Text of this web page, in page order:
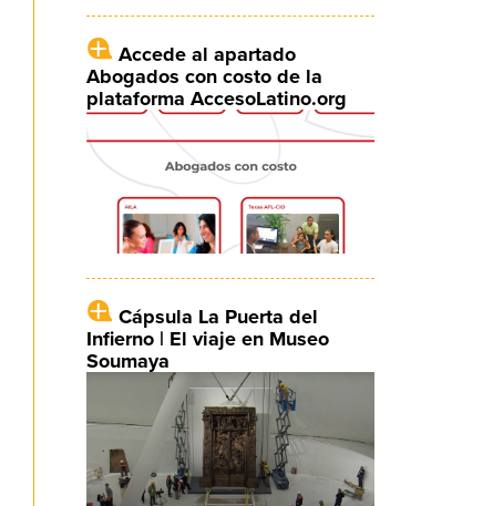
Accede al apartado
Abogados con costo de la
plataforma AccesoLatino.org
Cápsula La Puerta del
Infierno | El viaje en Museo
Soumaya